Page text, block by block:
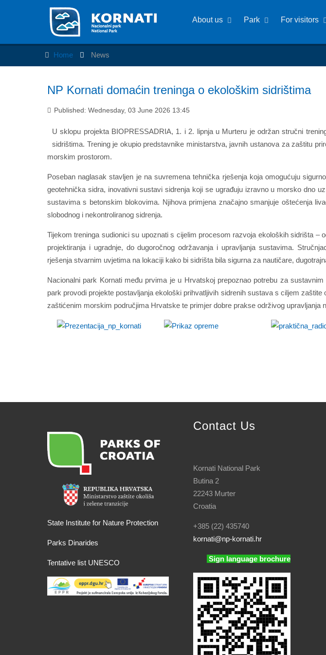
About us Park For visitors
Home News
NP Kornati domaćin treninga o ekološkim sidrištima
Published: Wednesday, 03 June 2026 13:45
U sklopu projekta BIOPRESSADRIA, 1. i 2. lipnja u Murteru je održan stručni
sidrištima. Trening je okupio predstavnike ministarstva, javnih ustanova za zaštitu
morskim prostorom.
Poseban naglasak stavljen je na suvremena tehnička rješenja koja omogućuju
geotehnička sidra, inovativni sustavi sidrenja koji se ugrađuju izravno u morsko dno
sustavima s betonskim blokovima. Njihova primjena značajno smanjuje oštećenja
slobodnog i nekontroliranog sidrenja.
Tijekom treninga sudionici su upoznati s cijelim procesom razvoja ekoloških sidrišta
projektiranja i ugradnje, do dugoročnog održavanja i upravljanja sustavima.
rješenja stvarnim uvjetima na lokaciji kako bi sidrišta bila sigurna za nautičare,
Nacionalni park Kornati među prvima je u Hrvatskoj prepoznao potrebu za
park provodi projekte postavljanja ekološki prihvatljivih sidrenih sustava s ciljem
zaštićenim morskim područjima Hrvatske te primjer dobre prakse održivog upravljanja
State Institute for Nature Protection
Parks Dinarides
Tentative list UNESCO
Contact Us
Kornati National Park
Butina 2
22243 Murter
Croatia
+385 (22) 435740
kornati@np-kornati.hr
Sign language brochure